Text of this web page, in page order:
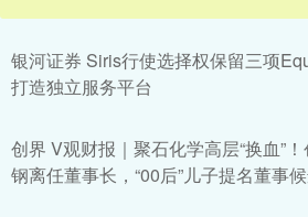
银河证券 Siris行使选择权保留三项
打造独立服务平台
创界 V观财报｜聚石化学高层“换血”
钢离任董事长，“00后”儿子提名董事